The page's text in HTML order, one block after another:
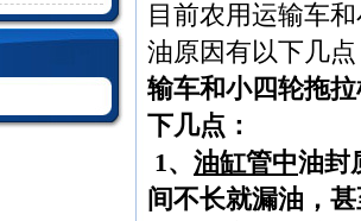
目前农用运输车
油原因有以下几
输车和小四轮拖
下几点：
1、 油缸管中油封
间不长就漏油，